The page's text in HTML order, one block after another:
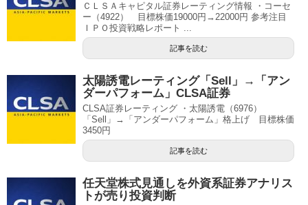
ＣＬＳＡキャピタル証券レーティング情報 ・コーセ
ー（4922） 目標株価19000円→22000円 参考注目
ＩＰＯ投資戦略レポート ...
記事を読む
太陽誘電レーティング「Sell」→「アン
ダーパフォーム」CLSA証券
CLSA証券レーティング ・太陽誘電（6976）
「Sell」→「アンダーパフォーム」格上げ 目標株価
3450円
記事を読む
任天堂株式見通しを外資系証券アナリス
トが売り投資判断